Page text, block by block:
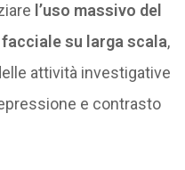
l’uso massivo del
su larga scala,
attività investigative
e contrasto